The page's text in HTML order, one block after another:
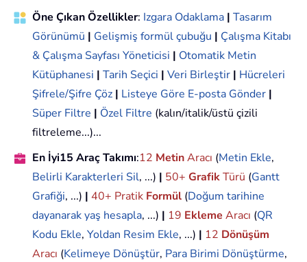
Öne Çıkan Özellikler: Izgara Odaklama | Tasarım
Görünümü | Gelişmiş formül çubuğu | Çalışma Kitabı
& Çalışma Sayfası Yöneticisi | Otomatik Metin
Kütüphanesi | Tarih Seçici | Veri Birleştir | Hücreleri
Şifrele/Şifre Çöz | Listeye Göre E-posta Gönder |
Süper Filtre | Özel Filtre (kalın/italik/üstü çizili
filtreleme...)...
En İyi15 Araç Takımı:12 MetinAracı (Metin Ekle,
Belirli Karakterleri Sil, ...) | 50+ GrafikTürü (Gantt
Grafiği, ...) | 40+ Pratik Formül (Doğum tarihine
dayanarak yaş hesapla, ...) | 19 Ekleme Aracı (QR
Kodu Ekle, Yoldan Resim Ekle, ...) | 12 Dönüşüm
Aracı (Kelimeye Dönüştür, Para Birimi Dönüştürme,